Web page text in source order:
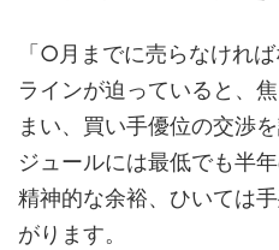
「○月までに売らなけれ
ラインが迫っていると、
まい、買い手優位の交渉
ジュールには最低でも半
精神的な余裕、ひいては
がります。